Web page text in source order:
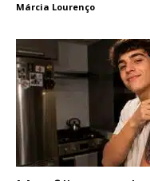
Márcia Lourenço